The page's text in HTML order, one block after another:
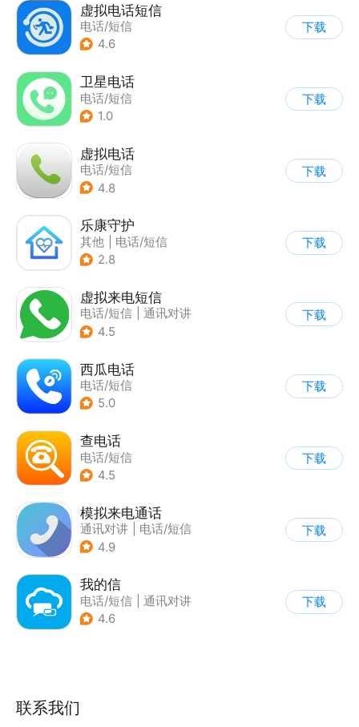
虚拟电话短信
电话/短信
4.6
下载
卫星电话
电话/短信
1.0
下载
虚拟电话
电话/短信
4.8
下载
乐康守护
其他
电话/短信
| 定位追踪
2.8
下载
虚拟来电短信
电话/短信
通讯对讲
4.5
下载
西瓜电话
电话/短信
5.0
下载
查电话
电话/短信
4.5
下载
模拟来电通话
通讯对讲
电话/短信
4.9
下载
我的信
电话/短信
通讯对讲
4.6
下载
联系我们